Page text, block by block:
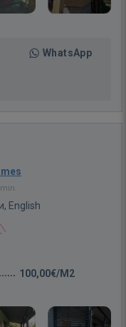
WhatsApp
English
100,00€/M2